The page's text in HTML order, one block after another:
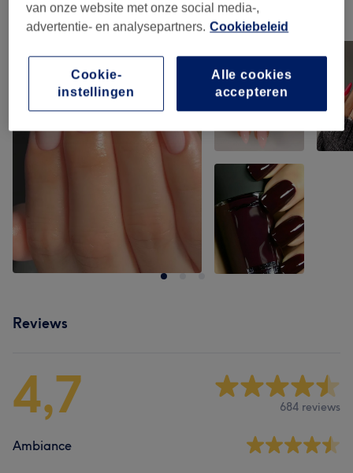
Ons werk
Klik op de afbeelding voor meer details
Reviews
4,7 684 reviews
Ambiance
van onze website met onze social media-,
advertentie- en analysepartners. Cookiebeleid
Alle cookies
accepteren
Cookie-
instellingen